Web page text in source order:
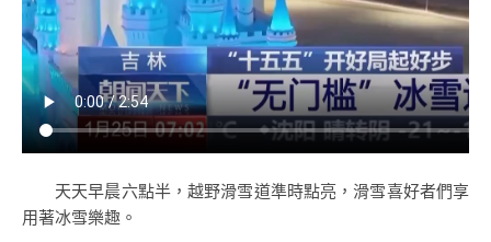
天天早晨六點半，越野滑雪道準時點亮，滑雪喜好者們享
用著冰雪樂趣。